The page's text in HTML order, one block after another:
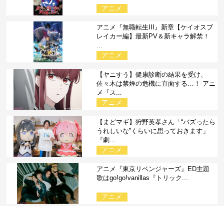
アニメ
アニメ『無職転生III』新章【ケイオスブ
レイカー編】最新PV＆新キャラ解禁！
...
アニメ
【ヤニすう】健康診断の結果を受け、
佐々木は禁煙の危機に直面する…！ アニ
メ『ス...
アニメ
【まどマギ】狩野英孝さん「“バズったら
うれしいな”くらいに思っておきます」
『劇...
アニメ
アニメ『東京リベンジャーズ』ED主題
歌はgo!go!vanillas『トリック...
アニメ